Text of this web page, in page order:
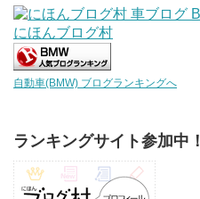
にほんブログ村
自動車(BMW) ブログランキングへ
ランキングサイト参加中！